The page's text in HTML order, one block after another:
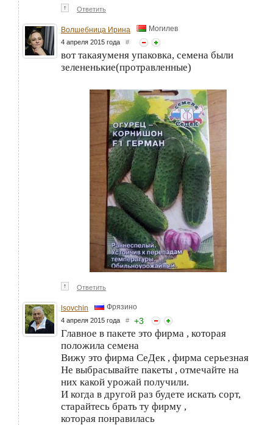
↑ Ответить
Волшебница Ирина Могилев
4 апреля 2015 года #
вот такаяуменя упаковка, семена были
зелененькие(протравленные)
↑ Ответить
lsovchin Фрязино
4 апреля 2015 года # +3
Главное в пакете это фирма , которая
положила семена
Вижу это фирма СеДек , фирма серьезная
Не выбрасывайте пакеты , отмечайте на
них какой урожай получили.
И когда в другой раз будете искать сорт,
старайтесь брать ту фирму ,
которая понравилась